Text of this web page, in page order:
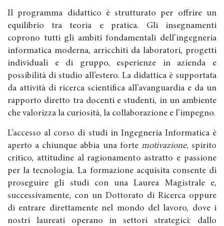
Il programma didattico è strutturato per offrire un
equilibrio tra teoria e pratica. Gli insegnamenti
coprono tutti gli ambiti fondamentali dell’ingegneria
informatica moderna, arricchiti da laboratori, progetti
individuali e di gruppo, esperienze in azienda e
possibilità di studio all’estero. La didattica è supportata
da attività di ricerca scientifica all’avanguardia e da un
rapporto diretto tra docenti e studenti, in un ambiente
che valorizza la curiosità, la collaborazione e l’impegno.
L’accesso al corso di studi in Ingegneria Informatica è
aperto a chiunque abbia una forte motivazione, spirito
critico, attitudine al ragionamento astratto e passione
per la tecnologia. La formazione acquisita consente di
proseguire gli studi con una Laurea Magistrale e,
successivamente, con un Dottorato di Ricerca oppure
di entrare direttamente nel mondo del lavoro, dove i
nostri laureati operano in settori strategici: dallo